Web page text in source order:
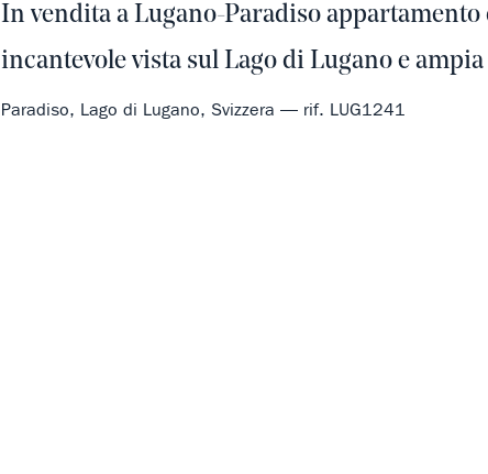
In vendita a Lugano-Paradiso appartamento
incantevole vista sul Lago di Lugano e
Paradiso, Lago di Lugano, Svizzera — rif. LUG1241